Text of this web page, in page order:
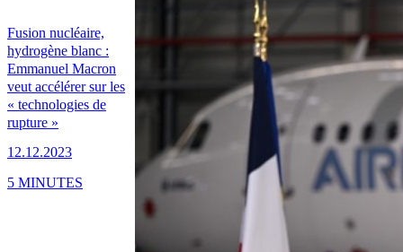
Fusion nucléaire,
hydrogène blanc :
Emmanuel Macron
veut accélérer sur les
« technologies de
rupture »
12.12.2023
5 MINUTES